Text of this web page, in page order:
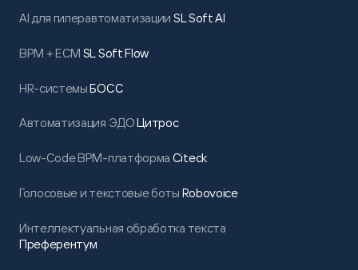
AI для гиперавтоматизации SL Soft AI
BPM + ECM SL Soft Flow
HR-системыБОСС
Автоматизация ЭДОЦитрос
Low-Code BPM-платформа Citeck
Голосовые и текстовые боты Robovoice
Интеллектуальная обработка текста
Преферентум